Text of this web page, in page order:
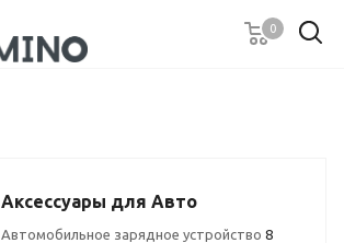
0
Аксессуары для Авто
Автомобильное зарядное устройство 8